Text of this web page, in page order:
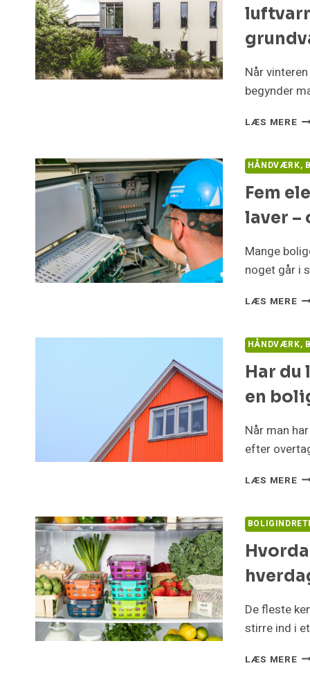
ER
EN
Når
begynder
LÆS MERE
HÅNDVÆRK,
Fem
laver –
Mange
noget går i
LÆS MERE
–
KAN
HÅNDVÆRK,
Har du
en
Når man
efter
LÆS MERE
DU
EN
De fleste
stirre ind i
LÆS MERE